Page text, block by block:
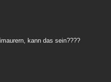
kann das sein????